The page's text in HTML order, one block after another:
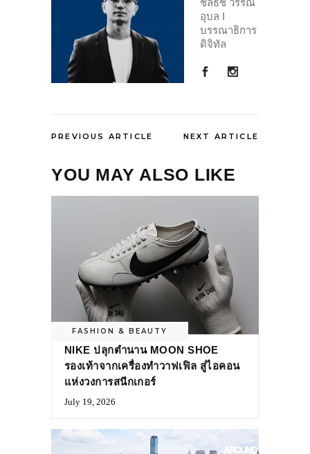
อุบล I
บรรณาธิการ
ดิจิทัล
PREVIOUS ARTICLE NEXT ARTICLE
YOU MAY ALSO LIKE
FASHION & BEAUTY
NIKE ปลุกตำนาน MOON SHOE
รองเท้าจากเครื่องทำวาฟเฟิล สู่ไอคอน
แห่งวงการสนีกเกอร์
July 19, 2026